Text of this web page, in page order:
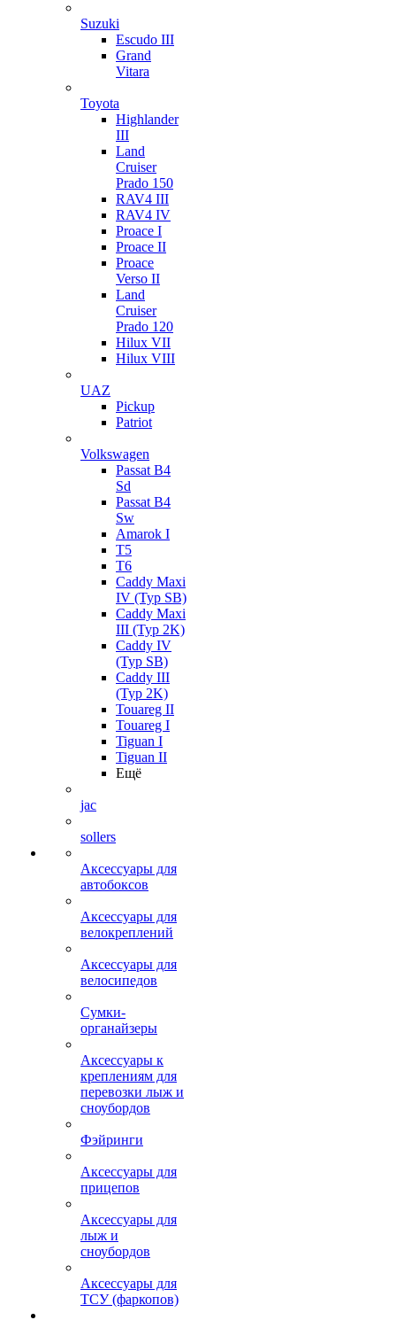
Suzuki
Escudo III
Grand
Vitara
Toyota
Highlander
III
Land
Cruiser
Prado 150
RAV4 III
RAV4 IV
Proace I
Proace II
Proace
Verso II
Land
Cruiser
Prado 120
Hilux VII
Hilux VIII
UAZ
Pickup
Patriot
Volkswagen
Passat B4
Sd
Passat B4
Sw
Amarok I
T5
T6
Caddy Maxi
IV (Typ SB)
Caddy Maxi
III (Typ 2K)
Caddy IV
(Typ SB)
Caddy III
(Typ 2K)
Touareg II
Touareg I
Tiguan I
Tiguan II
Ещё
jac
sollers
Аксессуары для
автобоксов
Аксессуары для
велокреплений
Аксессуары для
велосипедов
Сумки-
органайзеры
Аксессуары к
креплениям для
перевозки лыж и
сноубордов
Фэйринги
Аксессуары для
прицепов
Аксессуары для
лыж и
сноубордов
Аксессуары для
ТСУ (фаркопов)